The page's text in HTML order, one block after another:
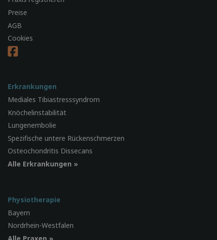
Preise
AGB
Cookies
Erkrankungen
Mediales Tibiastresssyndrom
Knöchelinstabilität
Lungenembolie
Spezifische untere Rückenschmerzen
Osteochondritis Dissecans
Alle Erkrankungen »
Physiotherapie
Bayern
Nordrhein-Westfalen